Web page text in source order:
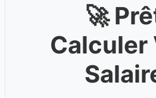
🚀
Calculer